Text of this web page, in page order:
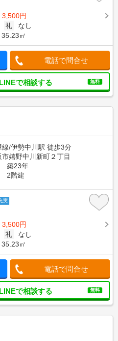
円
礼
なし
35.23㎡
電話で問合せ
で相談する 無料
線/伊勢中川駅 徒歩3分
嬉野中川新町２丁目
築23年
2階建
実
円
礼
なし
35.23㎡
電話で問合せ
で相談する 無料